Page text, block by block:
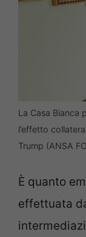
La Casa Bianca
l’effetto
Trump (ANSA
È quanto
effettuata